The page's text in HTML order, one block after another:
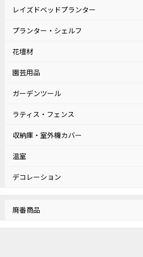
レイズドベッドプランター
プランター・シェルフ
花壇材
園芸用品
ガーデンツール
ラティス・フェンス
収納庫・室外機カバー
温室
デコレーション
廃番商品